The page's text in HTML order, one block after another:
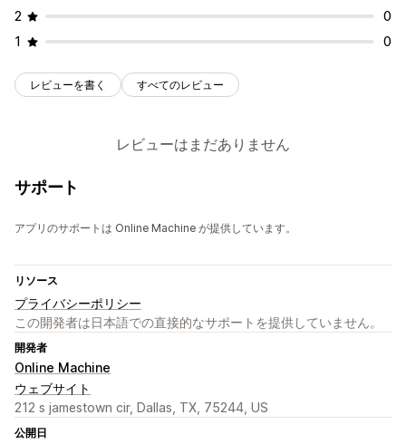
2
0
1
0
レビューを書く すべてのレビュー
レビューはまだありません
サポート
アプリのサポートは Online Machine が提供しています。
リソース
プライバシーポリシー
この開発者は日本語での直接的なサポートを提供していません。
開発者
Online Machine
ウェブサイト
212 s jamestown cir, Dallas, TX, 75244, US
公開日